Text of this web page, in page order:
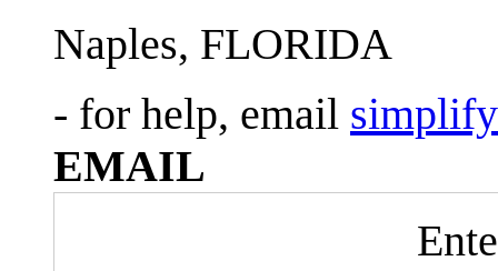
Naples, FLORIDA
- for help, email
EMAIL